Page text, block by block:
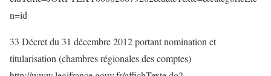
n=id
33 Décret du 31 décembre 2012 portant nomination et
titularisation (chambres régionales des comptes)